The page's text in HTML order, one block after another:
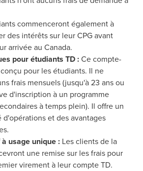
commenceront également à
des intérêts sur leur CPG avant
arrivée au Canada.
pour étudiants TD :Ce compte-
pour les étudiants. Il ne
frais mensuels (jusqu'à 23 ans ou
d'inscription à un programme
à temps plein). Il offre un
et des avantages
usage unique : Les clients de la
une remise sur les frais pour
virement à leur compte TD.